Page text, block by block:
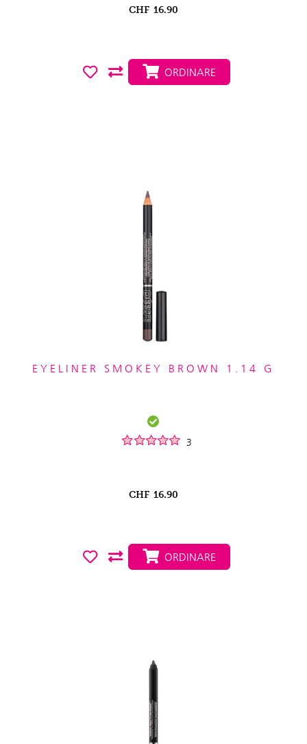
CHF 16.90
ORDINARE
EYELINER SMOKEY BROWN 1.14 G
3
CHF 16.90
ORDINARE